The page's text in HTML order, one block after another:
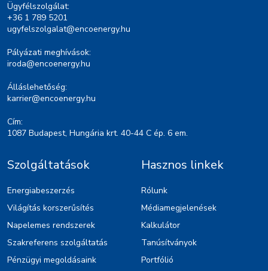
Ügyfélszolgálat:
+36 1 789 5201
ugyfelszolgalat@encoenergy.hu
Pályázati meghívások:
iroda@encoenergy.hu
Álláslehetőség:
karrier@encoenergy.hu
Cím:
1087 Budapest, Hungária krt. 40-44 C ép. 6 em.
Szolgáltatások
Energiabeszerzés
Világítás korszerűsítés
Napelemes rendszerek
Szakreferens szolgáltatás
Pénzügyi megoldásaink
Hasznos linkek
Rólunk
Médiamegjelenések
Kalkulátor
Tanúsítványok
Portfólió